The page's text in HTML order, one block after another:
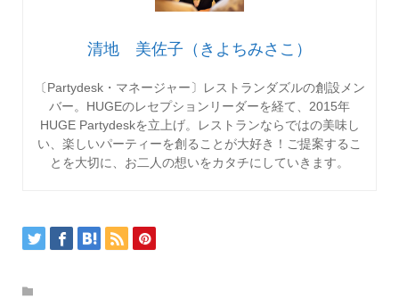
清地 美佐子（きよちみさこ）
〔Partydesk・マネージャー〕レストランダズルの創設メン
バー。HUGEのレセプションリーダーを経て、2015年
HUGE Partydeskを立上げ。レストランならではの美味し
い、楽しいパーティーを創ることが大好き！ご提案するこ
とを大切に、お二人の想いをカタチにしていきます。